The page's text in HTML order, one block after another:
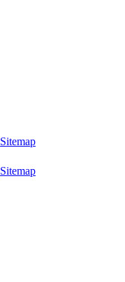
Sitemap
Sitemap